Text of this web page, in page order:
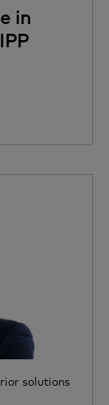
in
solutions